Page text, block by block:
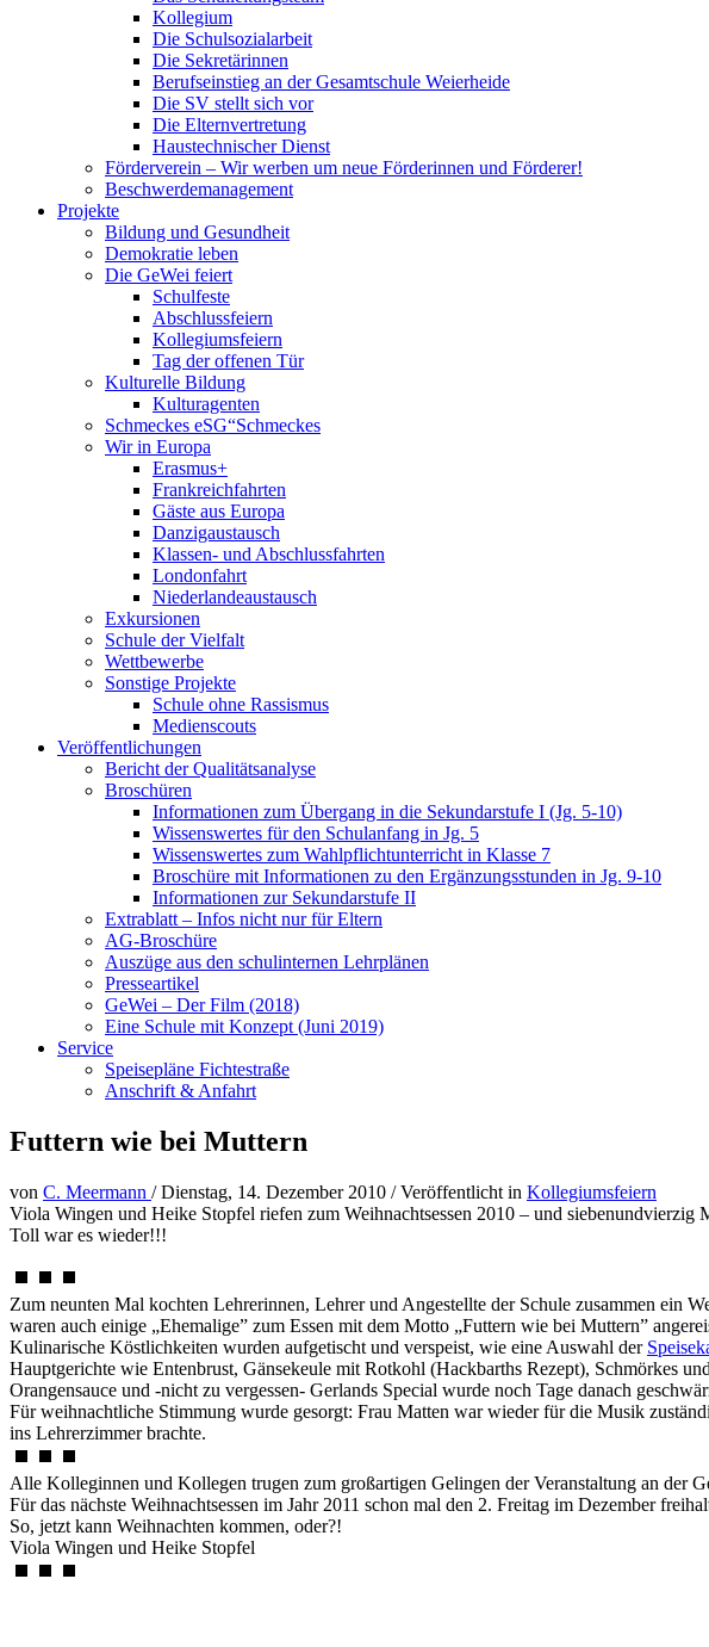
Kollegium
Die Schulsozialarbeit
Die Sekretärinnen
Berufseinstieg an der Gesamtschule Weierheide
Die SV stellt sich vor
Die Elternvertretung
Haustechnischer Dienst
Förderverein – Wir werben um neue Förderinnen und Förderer!
Beschwerdemanagement
Projekte
Bildung und Gesundheit
Demokratie leben
Die GeWei feiert
Schulfeste
Abschlussfeiern
Kollegiumsfeiern
Tag der offenen Tür
Kulturelle Bildung
Kulturagenten
Schmeckes eSG“Schmeckes
Wir in Europa
Erasmus+
Frankreichfahrten
Gäste aus Europa
Danzigaustausch
Klassen- und Abschlussfahrten
Londonfahrt
Niederlandeaustausch
Exkursionen
Schule der Vielfalt
Wettbewerbe
Sonstige Projekte
Schule ohne Rassismus
Medienscouts
Veröffentlichungen
Bericht der Qualitätsanalyse
Broschüren
Informationen zum Übergang in die Sekundarstufe I (Jg. 5-10)
Wissenswertes für den Schulanfang in Jg. 5
Wissenswertes zum Wahlpflichtunterricht in Klasse 7
Broschüre mit Informationen zu den Ergänzungsstunden in Jg. 9-10
Informationen zur Sekundarstufe II
Extrablatt – Infos nicht nur für Eltern
AG-Broschüre
Auszüge aus den schulinternen Lehrplänen
Presseartikel
GeWei – Der Film (2018)
Eine Schule mit Konzept (Juni 2019)
Service
Speisepläne Fichtestraße
Anschrift & Anfahrt
Futtern wie bei Muttern
von C. Meermann /Dienstag, 14. Dezember 2010 /Veröffentlicht in Kollegiumsfeiern
Viola Wingen und Heike Stopfel riefen zum Weihnachtsessen 2010 – und siebenundvierzig
Toll war es wieder!!!
Zum neunten Mal kochten Lehrerinnen, Lehrer und Angestellte der Schule zusammen ein
waren auch einige „Ehemalige” zum Essen mit dem Motto „Futtern wie bei Muttern”
Kulinarische Köstlichkeiten wurden aufgetischt und verspeist, wie eine Auswahl der
Hauptgerichte wie Entenbrust, Gänsekeule mit Rotkohl (Hackbarths Rezept), Schmörkes
Orangensauce und -nicht zu vergessen- Gerlands Special wurde noch Tage danach
Für weihnachtliche Stimmung wurde gesorgt: Frau Matten war wieder für die Musik
ins Lehrerzimmer brachte.
Alle Kolleginnen und Kollegen trugen zum großartigen Gelingen der Veranstaltung an der
Für das nächste Weihnachtsessen im Jahr 2011 schon mal den 2. Freitag im Dezember
So, jetzt kann Weihnachten kommen, oder?!
Viola Wingen und Heike Stopfel